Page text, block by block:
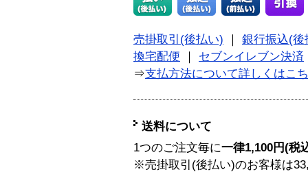
売掛取引(後払い) ｜ 銀行振込(後
換宅配便 ｜ セブンイレブン決済
⇒支払方法について詳しくはこ
送料について
1つのご注文毎に一律1,100円(税
※売掛取引(後払い)のお客様は